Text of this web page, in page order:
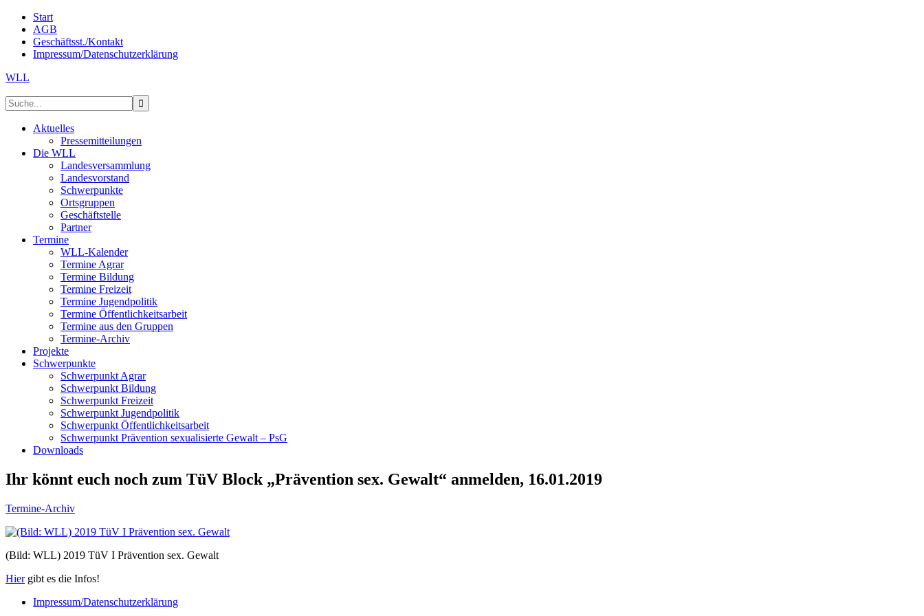
Start
AGB
Geschäftsst./Kontakt
Impressum/Datenschutzerklärung
WLL
Aktuelles
Pressemitteilungen
Die WLL
Landesversammlung
Landesvorstand
Schwerpunkte
Ortsgruppen
Geschäftstelle
Partner
Termine
WLL-Kalender
Termine Agrar
Termine Bildung
Termine Freizeit
Termine Jugendpolitik
Termine Öffentlichkeitsarbeit
Termine aus den Gruppen
Termine-Archiv
Projekte
Schwerpunkte
Schwerpunkt Agrar
Schwerpunkt Bildung
Schwerpunkt Freizeit
Schwerpunkt Jugendpolitik
Schwerpunkt Öffentlichkeitsarbeit
Schwerpunkt Prävention sexualisierte Gewalt – PsG
Downloads
Ihr könnt euch noch zum TüV Block „Prävention sex. Gewalt“ anmelden, 16.01.2019
Termine-Archiv
(Bild: WLL) 2019 TüV I Prävention sex. Gewalt
Hiergibt es die Infos!
Impressum/Datenschutzerklärung